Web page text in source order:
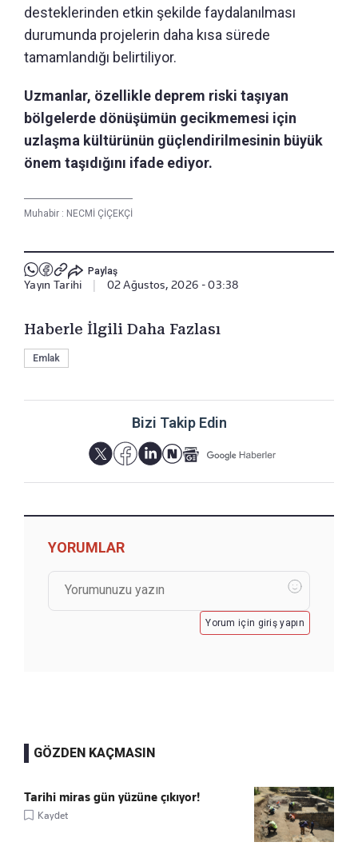
desteklerinden etkin şekilde faydalanılması
durumunda projelerin daha kısa sürede
tamamlandığı belirtiliyor.
Uzmanlar, özellikle deprem riski taşıyan
bölgelerde dönüşümün gecikmemesi için
uzlaşma kültürünün güçlendirilmesinin büyük
önem taşıdığını ifade ediyor.
Muhabir : NECMİ ÇİÇEKÇİ
Paylaş
Yayın Tarihi 02 Ağustos, 2026 - 03:38
Haberle İlgili Daha Fazlası
Emlak
Bizi Takip Edin
YORUMLAR
Yorum için giriş yapın
GÖZDEN KAÇMASIN
Tarihi miras gün yüzüne çıkıyor!
Kaydet